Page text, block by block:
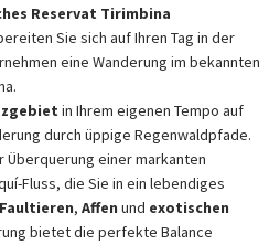
Reservat Tirimbina
Sie sich auf Ihren Tag in der
eine Wanderung im bekannten
in Ihrem eigenen Tempo auf
durch üppige Regenwaldpfade.
einer markanten
Fluss, die Sie in ein lebendiges
Faultieren, Affen und exotischen
bietet die perfekte Balance